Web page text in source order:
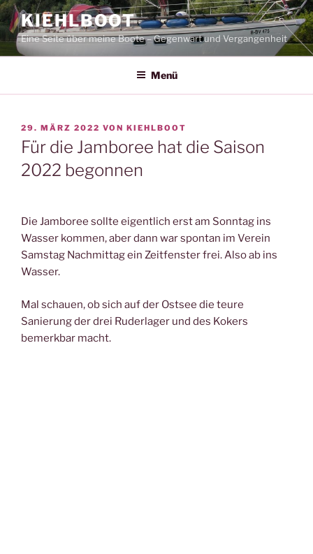
Zum
Inhalt
springen
KIEHLBOOT
Eine Seite über meine Boote – Gegenwart und Vergangenheit
Menü
VERÖFFENTLICHT
AM
29. MÄRZ 2022 VON KIEHLBOOT
Für die Jamboree hat die Saison
2022 begonnen
Die Jamboree sollte eigentlich erst am Sonntag ins
Wasser kommen, aber dann war spontan im Verein
Samstag Nachmittag ein Zeitfenster frei. Also ab ins
Wasser.
Mal schauen, ob sich auf der Ostsee die teure
Sanierung der drei Ruderlager und des Kokers
bemerkbar macht.